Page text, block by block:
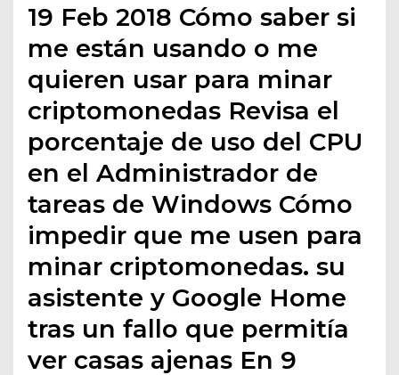
19 Feb 2018 Cómo saber si
me están usando o me
quieren usar para minar
criptomonedas Revisa el
porcentaje de uso del CPU
en el Administrador de
tareas de Windows Cómo
impedir que me usen para
minar criptomonedas. su
asistente y Google Home
tras un fallo que permitía
ver casas ajenas En 9